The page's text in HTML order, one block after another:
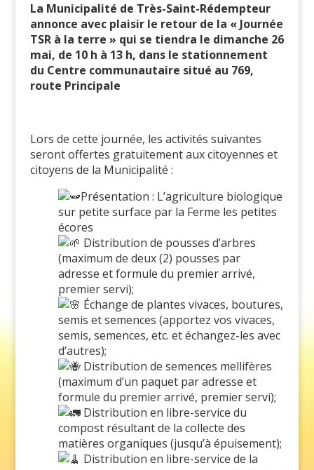
La Municipalité de Très-Saint-Rédempteur
annonce avec plaisir le retour de la « Journée
TSR à la terre » qui se tiendra le dimanche 26
mai, de 10 h à 13 h, dans le stationnement
du Centre communautaire situé au 769,
route Principale
Lors de cette journée, les activités suivantes
seront offertes gratuitement aux citoyennes et
citoyens de la Municipalité :
Présentation : L’agriculture biologique
sur petite surface par la Ferme les petites
écores
Distribution de pousses d’arbres
(maximum de deux (2) pousses par
adresse et formule du premier arrivé,
premier servi);
Échange de plantes vivaces, boutures,
semis et semences (apportez vos vivaces,
semis, semences, etc. et échangez-les avec
d’autres);
Distribution de semences mellifères
(maximum d’un paquet par adresse et
formule du premier arrivé, premier servi);
Distribution en libre-service du
compost résultant de la collecte des
matières organiques (jusqu’à épuisement);
Distribution en libre-service de la